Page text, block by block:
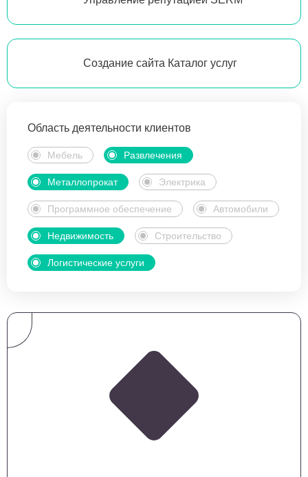
Создание сайта Каталог услуг
Область деятельности клиентов
Мебель Развлечения
Металлопрокат Электрика
Программное обеспечение Автомобили
Недвижимость Строительство
Логистические услуги